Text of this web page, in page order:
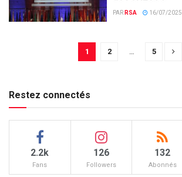
PAR RSA 16/07/2025
1 2 … 5
Restez connectés
2.2k
Fans
126
Followers
132
Abonnés